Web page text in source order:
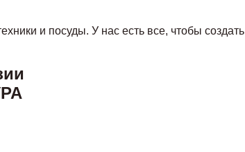
и посуды. У нас есть все, чтобы